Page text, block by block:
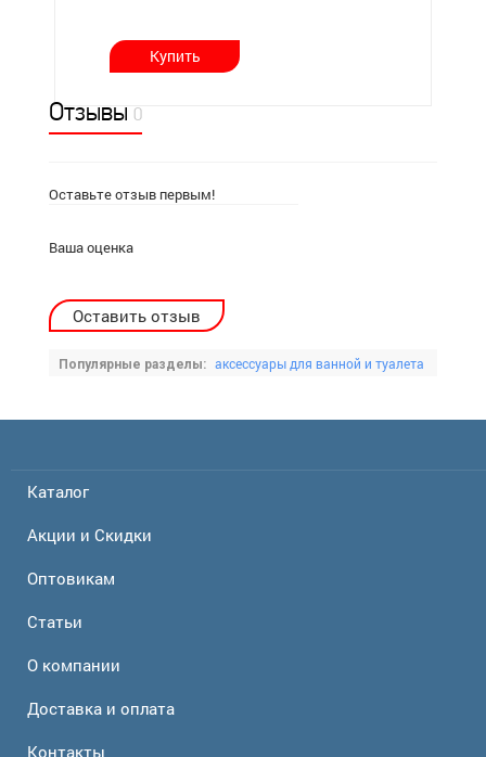
Купить
Отзывы 0
Оставьте отзыв первым!
Ваша оценка
Оставить отзыв
Популярные разделы: аксессуары для ванной и туалета
Каталог
Акции и Скидки
Оптовикам
Статьи
О компании
Доставка и оплата
Контакты